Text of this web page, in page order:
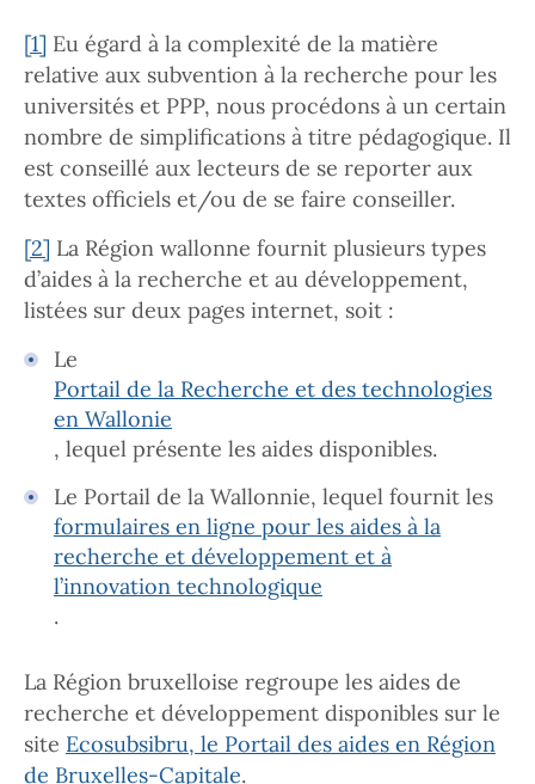
[1] Eu égard à la complexité de la matière
relative aux subvention à la recherche pour les
universités et PPP, nous procédons à un certain
nombre de simplifications à titre pédagogique. Il
est conseillé aux lecteurs de se reporter aux
textes officiels et/ou de se faire conseiller.
[2] La Région wallonne fournit plusieurs types
d’aides à la recherche et au développement,
listées sur deux pages internet, soit :
Le
Portail de la Recherche et des technologies
en Wallonie
, lequel présente les aides disponibles.
Le Portail de la Wallonnie, lequel fournit les
formulaires en ligne pour les aides à la
recherche et développement et à
l’innovation technologique
.
La Région bruxelloise regroupe les aides de
recherche et développement disponibles sur le
site Ecosubsibru, le Portail des aides en Région
de Bruxelles-Capitale.